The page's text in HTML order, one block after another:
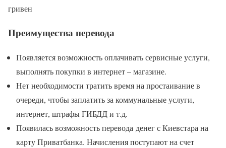
гривен
Преимущества перевода
Появляется возможность оплачивать сервисные услуги,
выполнять покупки в интернет – магазине.
Нет необходимости тратить время на простаивание в
очереди, чтобы заплатить за коммунальные услуги,
интернет, штрафы ГИБДД и т.д.
Появилась возможность перевода денег с Киевстара на
карту Приватбанка. Начисления поступают на счет